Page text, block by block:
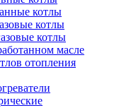
котлы
котлы
котлы
масле
отопления